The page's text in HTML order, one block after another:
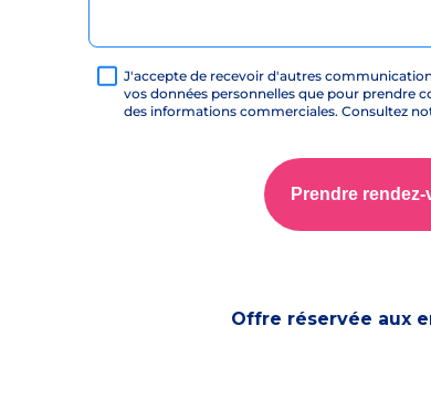
J'accepte de recevoir d'autres
vos données personnelles que pour prendre
des informations commerciales. Consultez
Prendre
Offre réservée aux